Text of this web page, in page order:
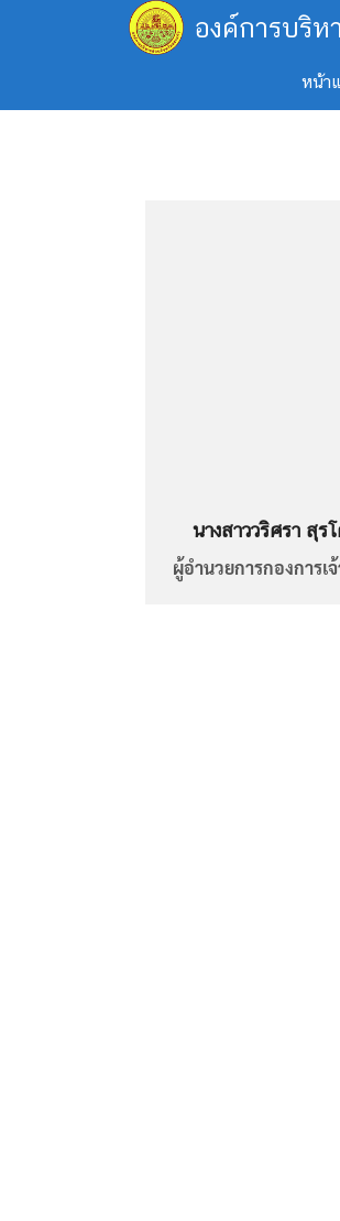
องค์การบริห
หน้า
นางสาววริศรา สุร
ผู้อำนวยการกองการเ